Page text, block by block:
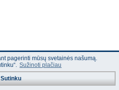
pagerinti mūsų svetainės našumą.
Sužinoti plačiau
Sutinku